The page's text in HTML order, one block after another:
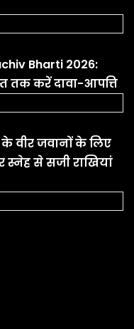
Bharti 2026:
तक करें दावा-आपत्ति
वीर जवानों के लिए
स्नेह से सजी राखियां